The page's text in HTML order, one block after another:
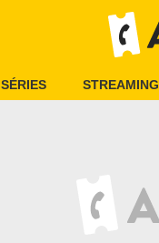
SÉRIES STREAMING